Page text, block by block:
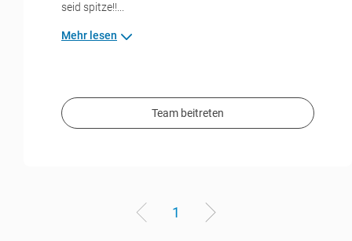
seid spitze!!...
Mehr lesen
Team beitreten
1